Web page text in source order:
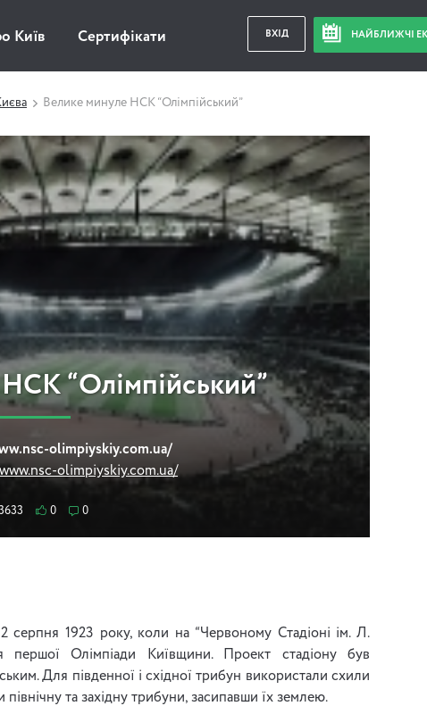
Київ Сертифікати ВХІД НАЙБЛИЖЧІ
Велике минуле НСК “Олімпійський”
“Олімпійський”
olimpiyskiy.com.ua/
olimpiyskiy.com.ua/
0 0
серпня 1923 року, коли на “Червоному Стадіоні ім. Л.
першої Олімпіади Київщини. Проект стадіону був
Для південної і східної трибун використали схили
та західну трибуни, засипавши їх землею.